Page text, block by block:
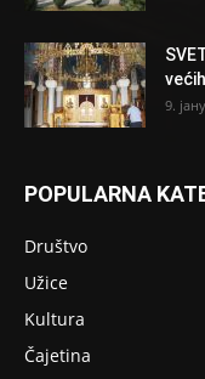
9.
POPULARNA
Društvo
Užice
Kultura
Čajetina